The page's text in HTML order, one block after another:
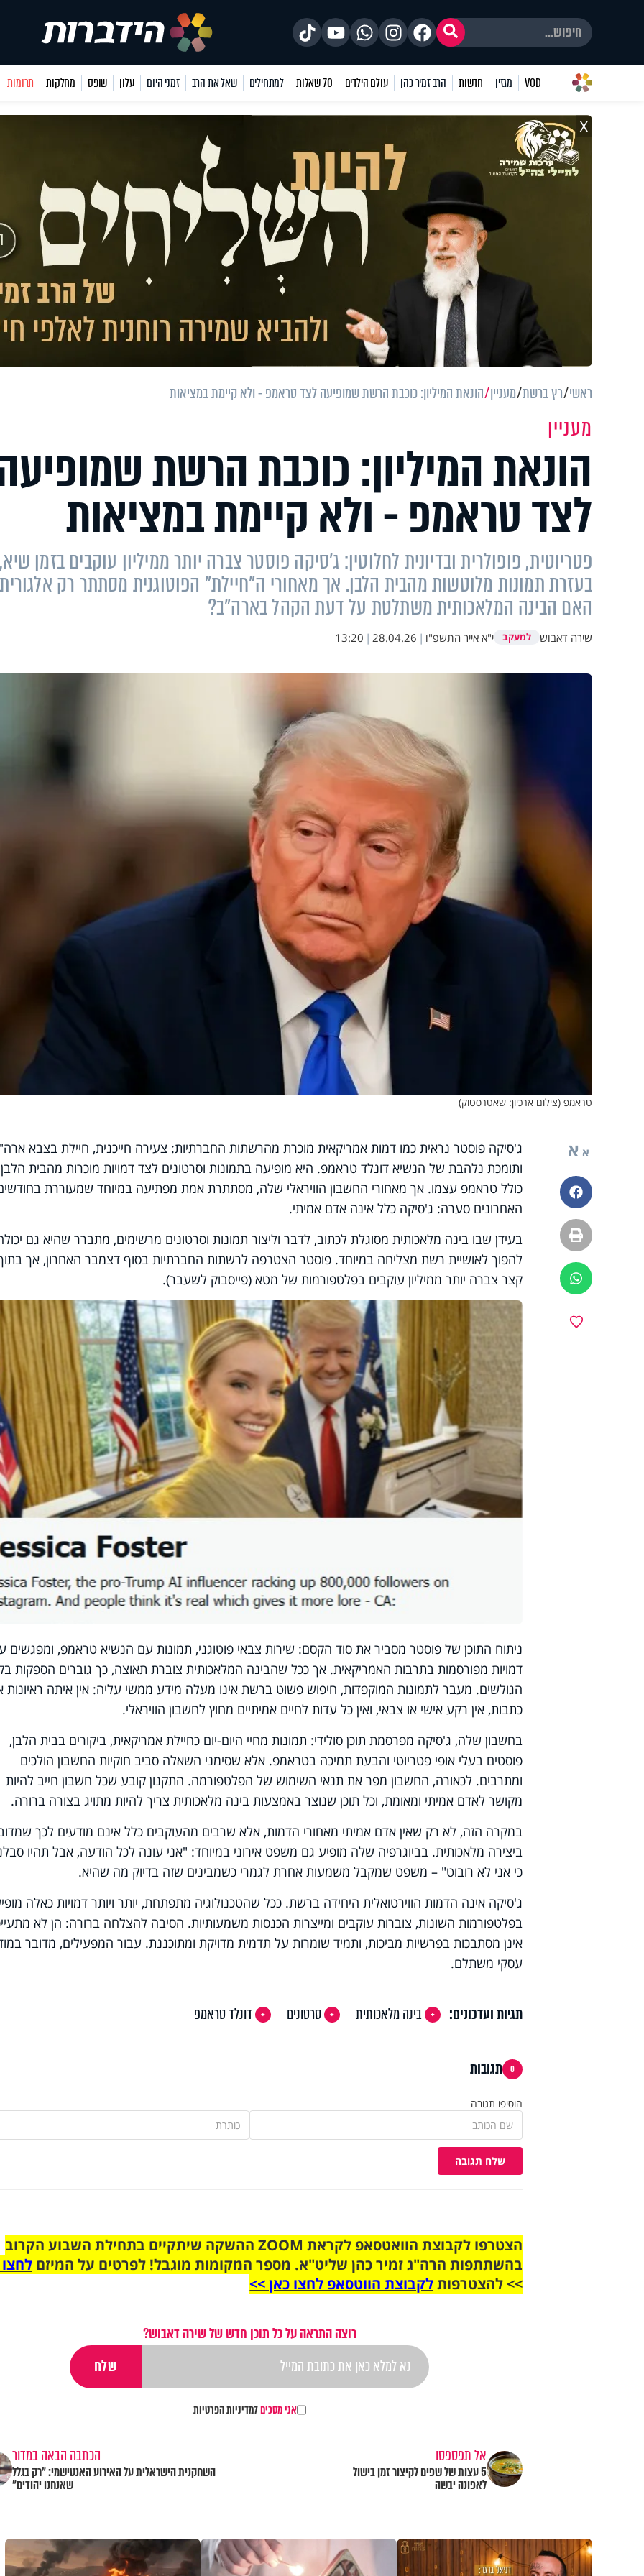
VOD מגזין חדשות הרב זמיר כהן עולם הילדים 70 שאלות למתחילים שאל את הרב זמני היום עלון שופס מחלקות תרומות
X
ראשי רץ ברשת מעניין הונאת המיליון: כוכבת הרשת שמופיעה לצד טראמפ - ולא קיימת במציאות
מעניין
הונאת המיליון: כוכבת הרשת
לצד טראמפ - ולא קיימת במציאות
פטריוטית, פופולרית ובדיונית לחלוטין: ג'סיקה פוסטר צברה יותר ממיליון עוקבים בזמן שיא,
בעזרת תמונות מלוטשות מהבית הלבן. אך מאחורי ה"חיילת" הפוטוגנית מסתתר רק
האם הבינה המלאכותית משתלטת על דעת הקהל בארה"ב?
שירה דאבוש למעקב י"א אייר התשפ"ו |
28.04.26
|
13:20
טראמפ (צילום ארכיון: שאטרסטוק)
א א
פייסבוק
הדפסה
ווטסאפ
ג'סיקה פוסטר נראית כמו דמות אמריקאית מוכרת מהרשתות החברתיות: צעירה חייכנית, חיילת בצבא
ותומכת נלהבת של הנשיא דונלד טראמפ. היא מופיעה בתמונות וסרטונים לצד דמויות מוכרות מהבית
כולל טראמפ עצמו. אך מאחורי החשבון הוויראלי שלה, מסתתרת אמת מפתיעה במיוחד שמעוררת
האחרונים סערה: ג'סיקה כלל אינה אדם אמיתי.
בעידן שבו בינה מלאכותית מסוגלת לכתוב, לדבר וליצור תמונות וסרטונים מרשימים, מתברר שהיא גם
להפוך לאושיית רשת מצליחה במיוחד. פוסטר הצטרפה לרשתות החברתיות בסוף דצמבר האחרון, אך
קצר צברה יותר ממיליון עוקבים בפלטפורמות של מטא (פייסבוק לשעבר).
ניתוח התוכן של פוסטר מסביר את סוד הקסם: שירות צבאי פוטוגני, תמונות עם הנשיא טראמפ, ומפגשים
דמויות מפורסמות בתרבות האמריקאית. אך ככל שהבינה המלאכותית צוברת תאוצה, כך גוברים הספקות
הגולשים. מעבר לתמונות המוקפדות, חיפוש פשוט ברשת אינו מעלה מידע ממשי עליה: אין איתה ראיונות
כתבות, אין רקע אישי או צבאי, ואין כל עדות לחיים אמיתיים מחוץ לחשבון הוויראלי.
בחשבון שלה, ג'סיקה מפרסמת תוכן סולידי: תמונות מחיי היום-יום כחיילת אמריקאית, ביקורים בבית הלבן,
פוסטים בעלי אופי פטריוטי והבעת תמיכה בטראמפ. אלא שסימני השאלה סביב חוקיות החשבון הולכים
ומתרבים. לכאורה, החשבון מפר את תנאי השימוש של הפלטפורמה. התקנון קובע שכל חשבון חייב להיות
מקושר לאדם אמיתי ומאומת, וכל תוכן שנוצר באמצעות בינה מלאכותית צריך להיות מתויג בצורה ברורה.
במקרה הזה, לא רק שאין אדם אמיתי מאחורי הדמות, אלא שרבים מהעוקבים כלל אינם מודעים לכך
ביצירה מלאכותית. בביוגרפיה שלה מופיע גם משפט אירוני במיוחד: "אני עונה לכל הודעה, אבל תהיו
כי אני לא רובוט" – משפט שמקבל משמעות אחרת לגמרי כשמבינים שזה בדיוק מה שהיא.
ג'סיקה אינה הדמות הווירטואלית היחידה ברשת. ככל שהטכנולוגיה מתפתחת, יותר ויותר דמויות כאלה
בפלטפורמות השונות, צוברות עוקבים ומייצרות הכנסות משמעותיות. הסיבה להצלחה ברורה: הן לא
אינן מסתבכות בפרשיות מביכות, ותמיד שומרות על תדמית מדויקת ומתוכננת. עבור המפעילים, מדובר
עסקי משתלם.
תגיות ועדכונים: בינה מלאכותית סרטונים דונלד טראמפ
0 תגובות
הוסיפו תגובה
שלח תגובה
הצטרפו לקבוצת הוואטסאפ לקראת ZOOM ההשקה שיתקיים בתחילת השבוע הקרוב
בהשתתפות הרה"ג זמיר כהן שליט"א. מספר המקומות מוגבל! לפרטים על המיזם
>> להצטרפותלקבוצת הווטסאפ לחצו כאן >>
רוצה התראה על כל תוכן חדש של שירה דאבוש?
אני מסכיםלמדיניות הפרטיות
אל תפספסו
5 עצות של שפים לקיצור זמן בישול
לאפונה יבשה
הכתבה הבאה במדור
השחקנית הישראלית על האירוע האנטישמי: "רק בגלל
שאנחנו יהודים"